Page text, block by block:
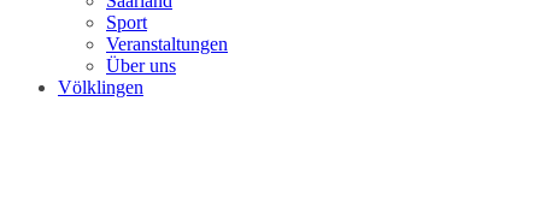
Sport
Veranstaltungen
Über uns
Völklingen